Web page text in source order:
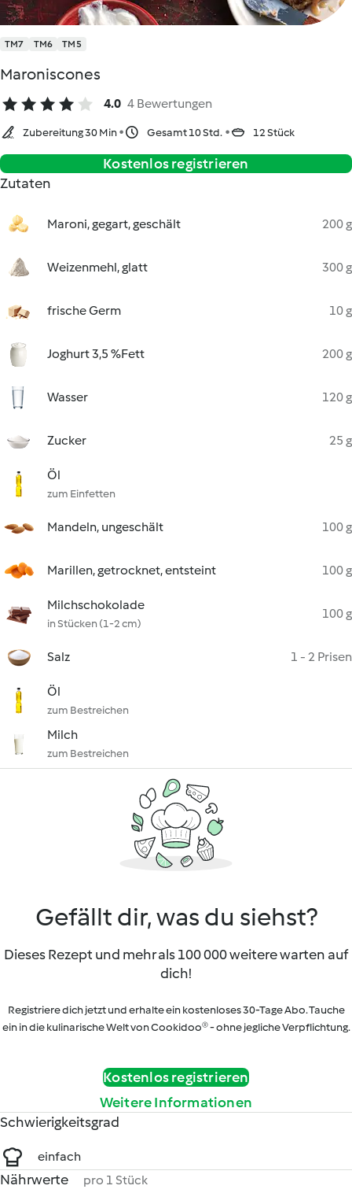
TM7 TM6 TM5
Maroniscones
4.0 4 Bewertungen
Zubereitung 30 Min Gesamt 10 Std. 12 Stück
Kostenlos registrieren
Zutaten
Maroni, gegart, geschält 200 g
Weizenmehl, glatt 300 g
frische Germ 10 g
Joghurt 3,5 %Fett 200 g
Wasser 120 g
Zucker 25 g
Öl
zum Einfetten
Mandeln, ungeschält 100 g
Marillen, getrocknet, entsteint 100 g
Milchschokolade
in Stücken (1-2 cm)
100 g
Salz 1 - 2 Prisen
Öl
zum Bestreichen
Milch
zum Bestreichen
Gefällt dir, was du siehst?
Dieses Rezept und mehr als 100 000 weitere warten auf
dich!
Registriere dich jetzt und erhalte ein kostenloses 30-Tage Abo. Tauche
ein in die kulinarische Welt von Cookidoo® - ohne jegliche Verpflichtung.
Kostenlos registrieren
Weitere Informationen
Schwierigkeitsgrad
einfach
Nährwerte pro 1 Stück